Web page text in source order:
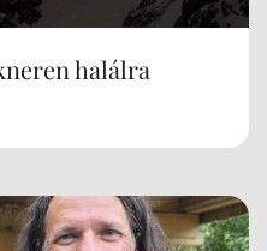
halálra